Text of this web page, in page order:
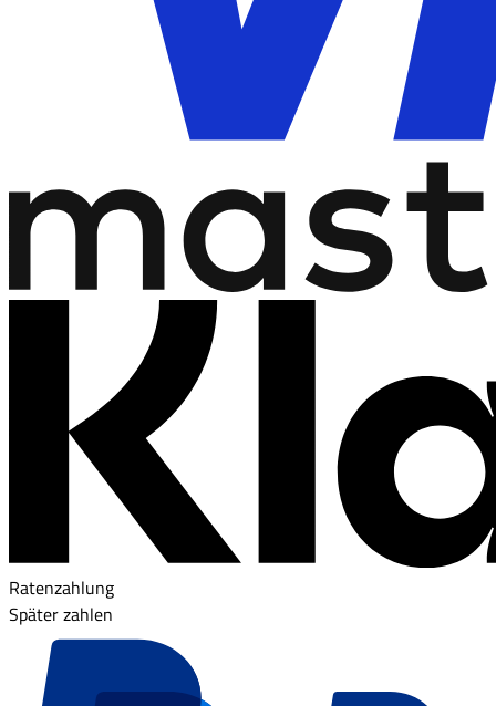
Ratenzahlung
Später zahlen